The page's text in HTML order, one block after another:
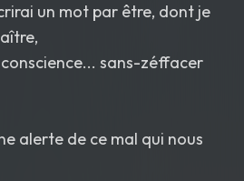
un mot par être, dont je
sans-zéffacer
alerte de ce mal qui nous